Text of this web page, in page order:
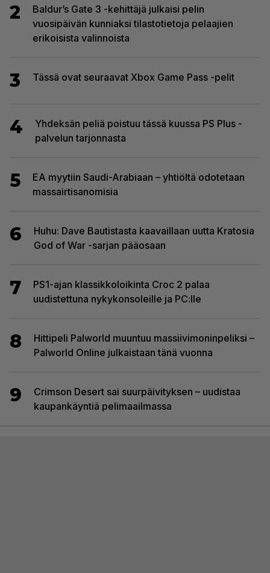
2
Baldur’s Gate 3 -kehittäjä julkaisi pelin
vuosipäivän kunniaksi tilastotietoja pelaajien
erikoisista valinnoista
3 Tässä ovat seuraavat Xbox Game Pass -pelit
4
Yhdeksän peliä poistuu tässä kuussa PS Plus -
palvelun tarjonnasta
5
EA myytiin Saudi-Arabiaan – yhtiöltä odotetaan
massairtisanomisia
6
Huhu: Dave Bautistasta kaavaillaan uutta Kratosia
God of War -sarjan pääosaan
7
PS1-ajan klassikkoloikinta Croc 2 palaa
uudistettuna nykykonsoleille ja PC:lle
8
Hittipeli Palworld muuntuu massiivimoninpeliksi –
Palworld Online julkaistaan tänä vuonna
9
Crimson Desert sai suurpäivityksen – uudistaa
kaupankäyntiä pelimaailmassa